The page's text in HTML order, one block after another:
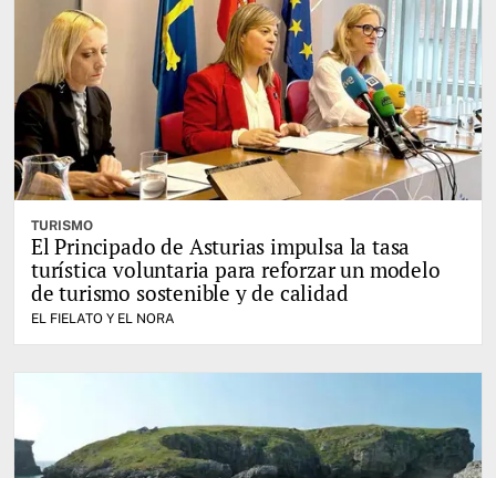
TURISMO
El Principado de Asturias impulsa la tasa
turística voluntaria para reforzar un modelo
de turismo sostenible y de calidad
EL FIELATO Y EL NORA